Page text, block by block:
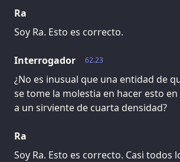
Ra
Soy Ra. Esto es correcto.
62.23
Interrogador
¿No es inusual que una entidad de
se tome la molestia en hacer esto
a un sirviente de cuarta densidad?
Ra
Soy Ra. Esto es correcto. Casi todos